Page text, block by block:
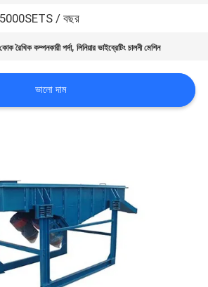
5000SETS / বছর
কোক রৈখিক কম্পনকারী পর্দা,লিনিয়ার ভাইব্রেটিং চালনী মেশিন
ভালো দাম